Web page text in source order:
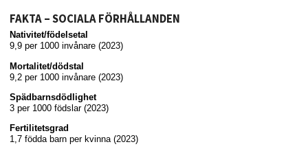
FAKTA – SOCIALA FÖRHÅLLANDEN
Nativitet/födelsetal
9,9 per 1000 invånare (2023)
Mortalitet/dödstal
9,2 per 1000 invånare (2023)
Spädbarnsdödlighet
3 per 1000 födslar (2023)
Fertilitetsgrad
1,7 födda barn per kvinna (2023)